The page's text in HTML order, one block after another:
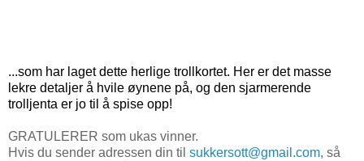
...som har laget dette herlige trollkortet. Her er det masse
lekre detaljer å hvile øynene på, og den sjarmerende
trolljenta er jo til å spise opp!
GRATULERER som ukas vinner.
Hvis du sender adressen din til sukkersott@gmail.com, så